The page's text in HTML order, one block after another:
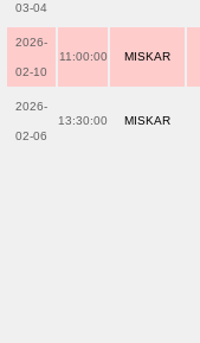
03-04
2026-
02-10
11:00:00 MISKAR
2026-
02-06
13:30:00 MISKAR